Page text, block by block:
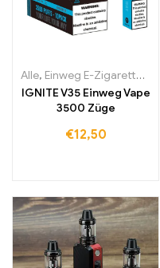
Alle, Einweg E-Zigaretten
IGNITE V35 Einweg Vape
3500 Züge
€12,50